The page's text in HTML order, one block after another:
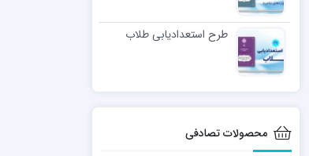
طرح استعدادیابی طلاب
محصولات تصادفی